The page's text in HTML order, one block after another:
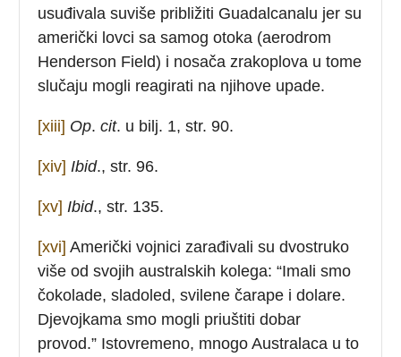
usuđivala suviše približiti Guadalcanalu jer su
američki lovci sa samog otoka (aerodrom
Henderson Field) i nosača zrakoplova u tome
slučaju mogli reagirati na njihove upade.
[xiii] Op.cit. u bilj. 1, str. 90.
[xiv] Ibid., str. 96.
[xv] Ibid., str. 135.
[xvi] Američki vojnici zarađivali su dvostruko
više od svojih australskih kolega: “Imali smo
čokolade, sladoled, svilene čarape i dolare.
Djevojkama smo mogli priuštiti dobar
provod.” Istovremeno, mnogo Australaca u to